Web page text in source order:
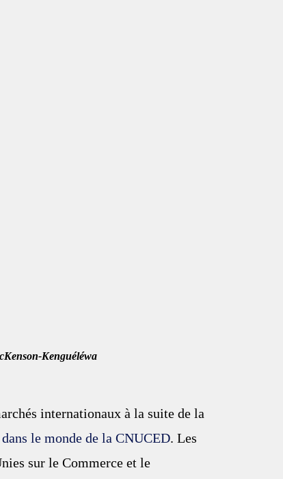
Kenguéléwa
internationaux à la suite de la
le monde de la CNUCED. Les
sur le Commerce et le